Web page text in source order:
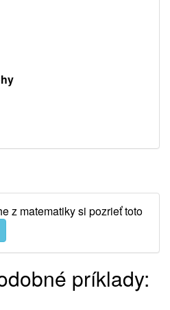
z matematiky si pozrieť toto
príklady: